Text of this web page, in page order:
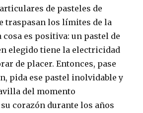
de pasteles de
traspasan los límites de la
es positiva: un pastel de
elegido tiene la electricidad
de placer. Entonces, pase
pida ese pastel inolvidable y
del momento
corazón durante los años